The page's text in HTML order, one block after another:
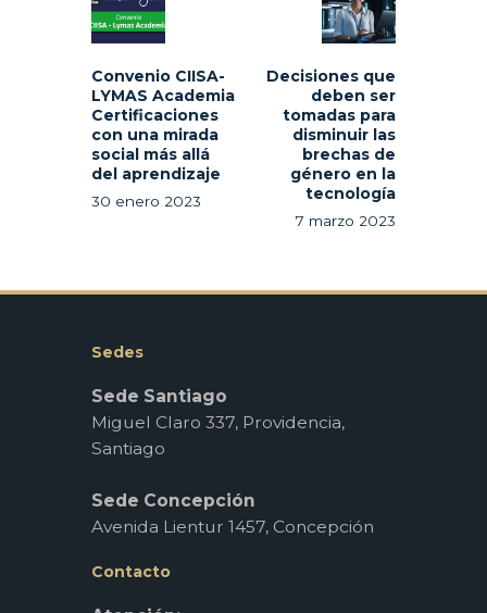
entradas
post:
Convenio CIISA-
LYMAS Academia
Certificaciones
con una mirada
social más allá
del aprendizaje
30 enero 2023
Decisiones que
deben ser
tomadas para
disminuir las
brechas de
género en la
tecnología
7 marzo 2023
Sedes
Sede Santiago
Miguel Claro 337, Providencia,
Santiago
Sede Concepción
Avenida Lientur 1457, Concepción
Contacto